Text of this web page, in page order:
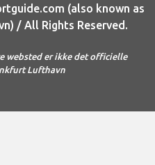
(also known as
/ All Rights Reserved.
websted er ikke det officielle
Lufthavn